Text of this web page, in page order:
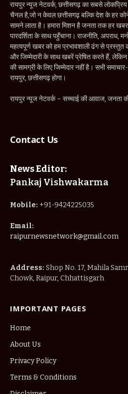
रायपुर न्यूज नेटवर्क, छत्तीसगढ़ का सबसे
चैनल है,जो न केवल छत्तीसगढ़ बल्कि देश के हर
सामने लाता है। हमारा मिशन है जनता तक हर खबर
पारदर्शिता के साथ पहुँचाना। राजनीति,
महत्वपूर्ण खबर को हम प्रभावशाली ढंग से प्रस्तुत
और जिम्मेदारी के साथ खबरें प्रेषित करते हैं,
की सामग्री के लिए जिम्मेदार नहीं है। सभी
रायपुर, छत्तीसगढ़ होगा।
रायपुर न्यूज नेटवर्क – सच्चाई की आवाज, जनता
Contact Us
News Editor:
Pankaj Vishwakarma
Mobile: +91-9424225035
Email:
raipurnewsnetwork@gmail.com
Address: Shop No. 17, Mahila
Chowk, Raipur, Chhattisgarh
IMPORTANT PAGES
Home
About Us
Privacy Policy
Terms & Conditions